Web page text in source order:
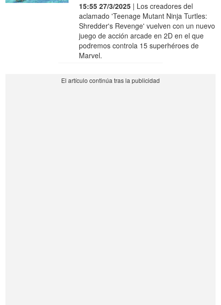
15:55 27/3/2025 | Los creadores del
aclamado 'Teenage Mutant Ninja Turtles:
Shredder's Revenge' vuelven con un nuevo
juego de acción arcade en 2D en el que
podremos controla 15 superhéroes de
Marvel.